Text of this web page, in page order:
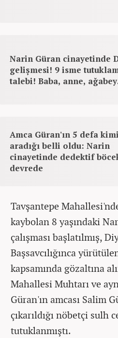
Narin Güran cinayetinde
gelişmesi! 9 isme
talebi! Baba, anne,
Amca Güran'ın 5 defa kimi
aradığı belli oldu: Narin
cinayetinde dedektif
devrede
Tavşantepe
kaybolan 8 yaşındaki
çalışması başlatılmış,
Başsavcılığınca
kapsamında gözaltına
Mahallesi Muhtarı ve
Güran'ın amcası Salim
çıkarıldığı nöbetçi sulh
tutuklanmıştı.